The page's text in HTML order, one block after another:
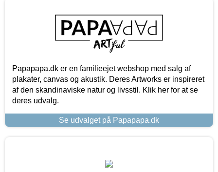
Papapapa.dk er en familieejet webshop med salg af
plakater, canvas og akustik. Deres Artworks er inspireret
af den skandinaviske natur og livsstil. Klik her for at se
deres udvalg.
Se udvalget på Papapapa.dk